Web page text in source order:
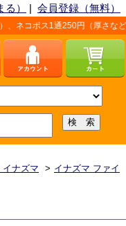
） | 会員登録（無料）
ス1通250円（厚さなど条件あ
イナズマ > イナズマ ファイ